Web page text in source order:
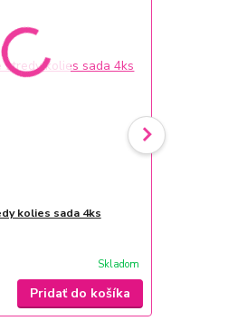
kolies sada 4ks
Skladom
Pridať do košíka